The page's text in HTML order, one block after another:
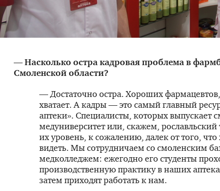
— Насколько остра кадровая проблема в
Смоленской области?
— Достаточно остра. Хороших
хватает. А кадры — это самый главный
аптеки». Специалисты, которых выпускает
медуниверситет или, скажем,
их уровень, к сожалению, далек от того, что
видеть. Мы сотрудничаем со смоленским
медколледжем: ежегодно его студенты
производственную практику в наших
затем приходят работать к нам.